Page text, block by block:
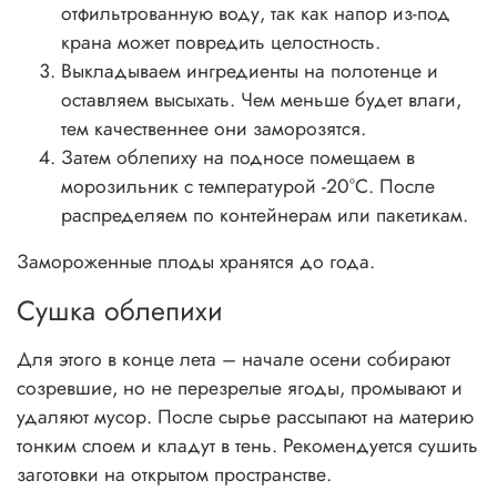
отфильтрованную воду, так как напор из-под
крана может повредить целостность.
Выкладываем ингредиенты на полотенце и
оставляем высыхать. Чем меньше будет влаги,
тем качественнее они заморозятся.
Затем облепиху на подносе помещаем в
морозильник с температурой -20°С. После
распределяем по контейнерам или пакетикам.
Замороженные плоды хранятся до года.
Сушка облепихи
Для этого в конце лета – начале осени собирают
созревшие, но не перезрелые ягоды, промывают и
удаляют мусор. После сырье рассыпают на материю
тонким слоем и кладут в тень. Рекомендуется сушить
заготовки на открытом пространстве.